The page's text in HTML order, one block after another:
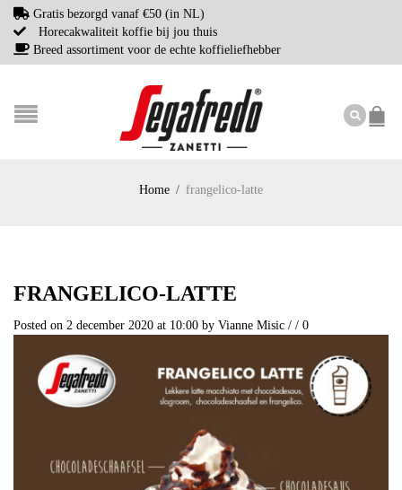
Gratis bezorgd vanaf €50 (in NL)
Horecakwaliteit koffie bij jou thuis
Breed assortiment voor de echte koffieliefhebber
Home / frangelico-latte
FRANGELICO-LATTE
Posted on 2 december 2020 at 10:00 by Vianne Misic / / 0